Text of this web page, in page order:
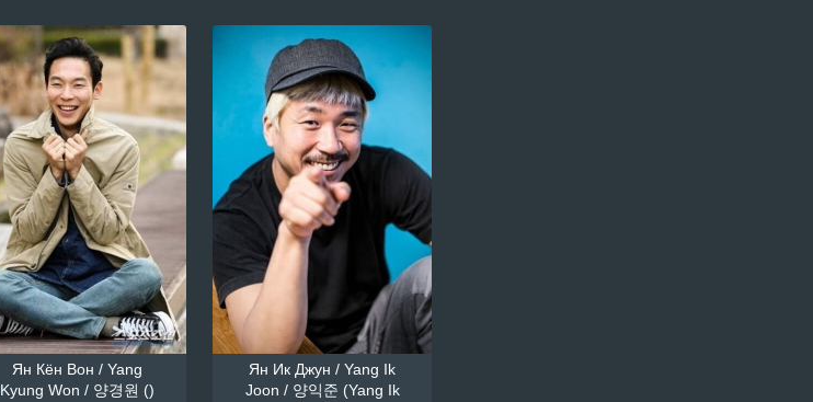
Ян Кён Вон / Yang
Kyung Won / 양경원 ()
Ян Ик Джун / Yang Ik
Joon / 양익준 (Yang Ik